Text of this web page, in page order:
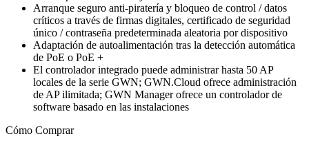
Arranque seguro anti-piratería y bloqueo de control / datos
críticos a través de firmas digitales, certificado de seguridad
único / contraseña predeterminada aleatoria por dispositivo
Adaptación de autoalimentación tras la detección automática
de PoE o PoE +
El controlador integrado puede administrar hasta 50 AP
locales de la serie GWN; GWN.Cloud ofrece administración
de AP ilimitada; GWN Manager ofrece un controlador de
software basado en las instalaciones
Cómo Comprar